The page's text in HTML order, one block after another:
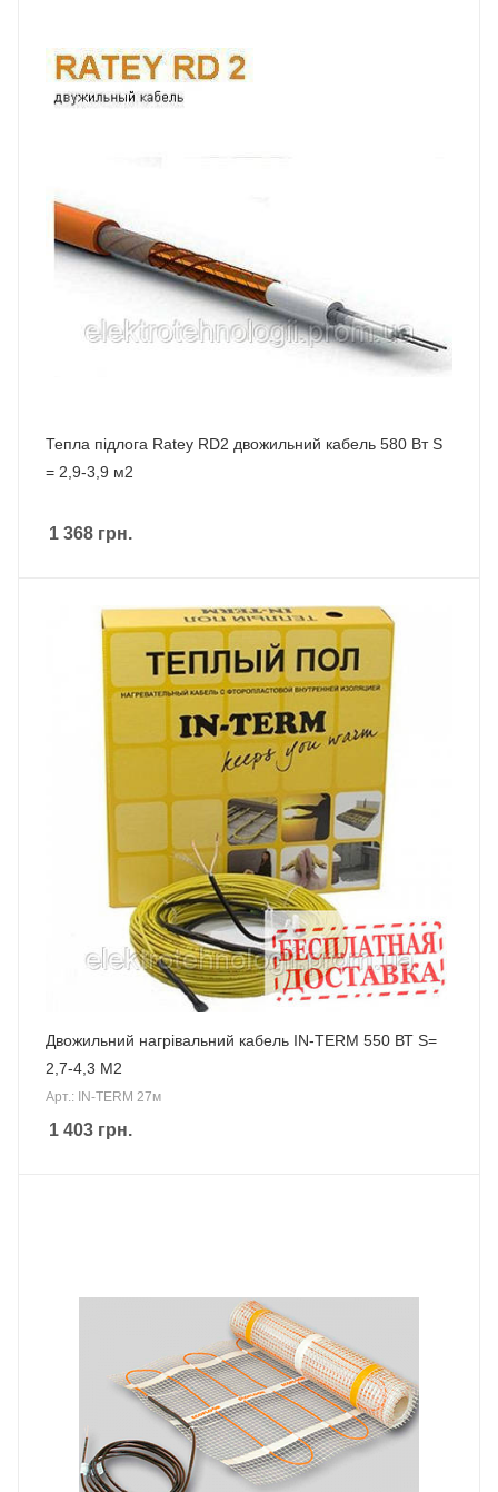
Тепла підлога Ratey RD2 двожильний кабель 580 Вт S
= 2,9-3,9 м2
1 368 грн.
Двожильний нагрівальний кабель IN-TERM 550 ВТ S=
2,7-4,3 М2
Арт.: IN-TERM 27м
1 403 грн.